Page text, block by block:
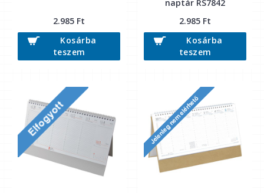
2.985 Ft
Kosárba
teszem
naptár RS7842
2.985 Ft
Kosárba
teszem